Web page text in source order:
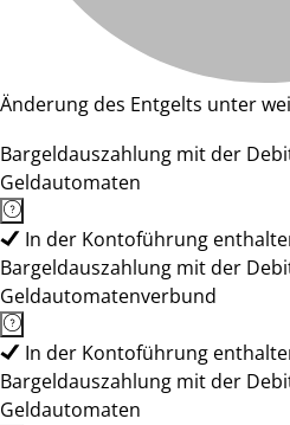
Änderung des Entgelts unter
Bargeldauszahlung mit der
Geldautomaten
In der Kontoführung
Bargeldauszahlung mit der
Geldautomatenverbund
In der Kontoführung
Bargeldauszahlung mit der
Geldautomaten